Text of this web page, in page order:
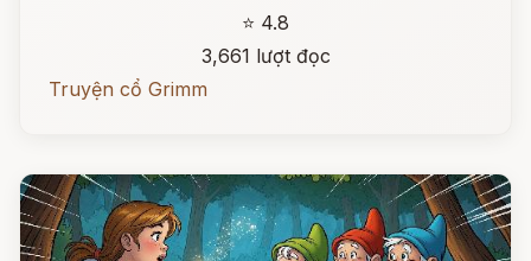
⭐ 4.8
3,661 lượt đọc
Truyện cổ Grimm